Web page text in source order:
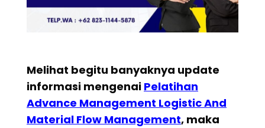
Melihat begitu banyaknya update
informasi mengenai Pelatihan
Advance Management Logistic And
Material Flow Management, maka